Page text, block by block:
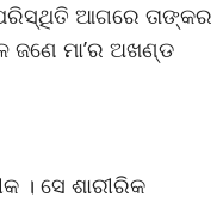
ଆଗରେ ତାଙ୍କର
ଜଣେ ମା’ର ଅଖଣ୍ଡ
। ସେ ଶାରୀରିକ